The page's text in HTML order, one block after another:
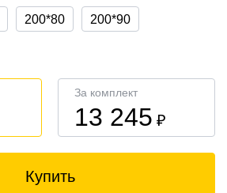
200*80 200*90
За комплект
13 245 ₽
Купить